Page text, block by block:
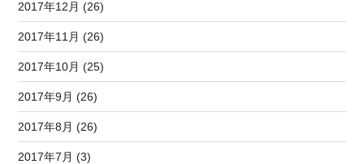
2017年12月 (26)
2017年11月 (26)
2017年10月 (25)
2017年9月 (26)
2017年8月 (26)
2017年7月 (3)